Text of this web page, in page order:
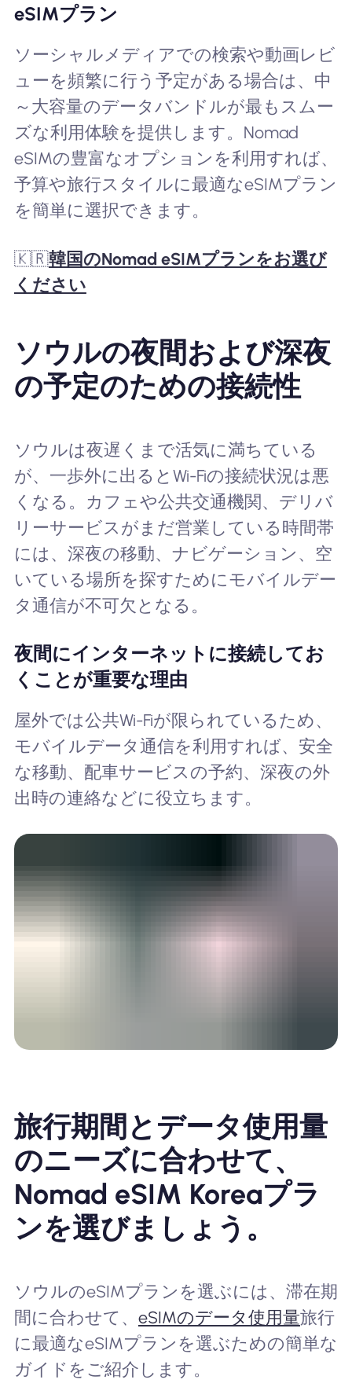
eSIMプラン
ソーシャルメディアでの検索や動画レビ
ューを頻繁に行う予定がある場合は、中
～大容量のデータバンドルが最もスムー
ズな利用体験を提供します。Nomad
eSIMの豊富なオプションを利用すれば、
予算や旅行スタイルに最適なeSIMプラン
を簡単に選択できます。
🇰🇷韓国のNomad eSIMプランをお選び
ください
ソウルの夜間および深夜
の予定のための接続性
ソウルは夜遅くまで活気に満ちている
が、一歩外に出るとWi-Fiの接続状況は悪
くなる。カフェや公共交通機関、デリバ
リーサービスがまだ営業している時間帯
には、深夜の移動、ナビゲーション、空
いている場所を探すためにモバイルデー
タ通信が不可欠となる。
夜間にインターネットに接続してお
くことが重要な理由
屋外では公共Wi-Fiが限られているため、
モバイルデータ通信を利用すれば、安全
な移動、配車サービスの予約、深夜の外
出時の連絡などに役立ちます。
旅行期間とデータ使用量
のニーズに合わせて、
Nomad eSIM Koreaプラ
ンを選びましょう。
ソウルのeSIMプランを選ぶには、滞在期
間に合わせて、 eSIMのデータ使用量旅行
に最適なeSIMプランを選ぶための簡単な
ガイドをご紹介します。